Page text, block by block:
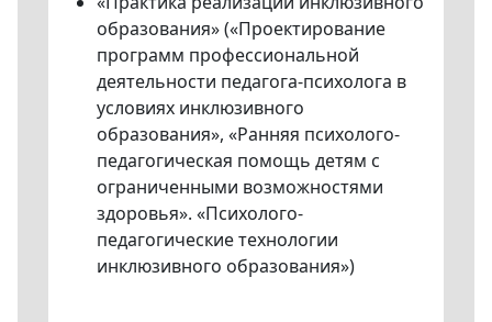
образования» («Проектирование
программ профессиональной
деятельности педагога-психолога в
условиях инклюзивного
образования», «Ранняя психолого-
педагогическая помощь детям с
ограниченными возможностями
здоровья». «Психолого-
педагогические технологии
инклюзивного образования»)